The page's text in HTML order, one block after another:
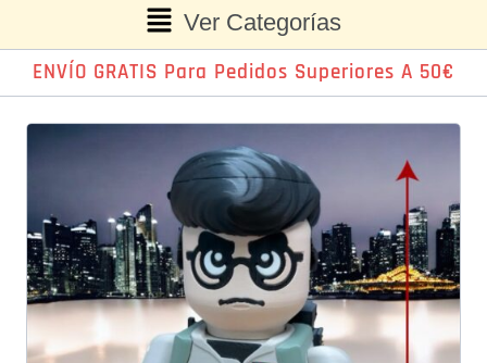
Ver Categorías
ENVÍO GRATIS Para Pedidos Superiores A 50€